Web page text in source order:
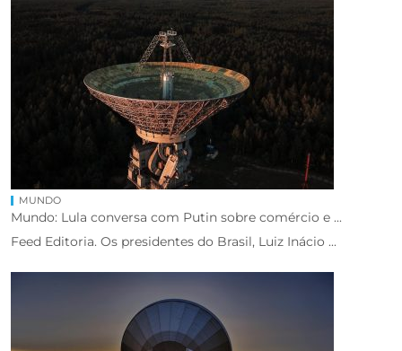
MUNDO
Mundo: Lula conversa com Putin sobre comércio e ...
Feed Editoria. Os presidentes do Brasil, Luiz Inácio ...